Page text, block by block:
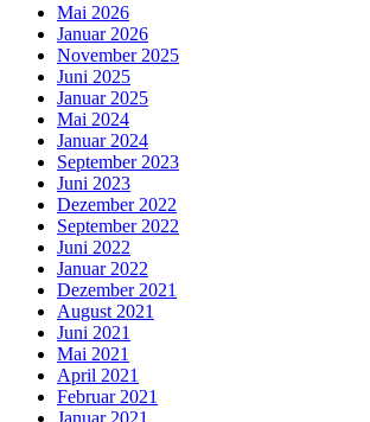
Mai 2026
Januar 2026
November 2025
Juni 2025
Januar 2025
Mai 2024
Januar 2024
September 2023
Juni 2023
Dezember 2022
September 2022
Juni 2022
Januar 2022
Dezember 2021
August 2021
Juni 2021
Mai 2021
April 2021
Februar 2021
Januar 2021